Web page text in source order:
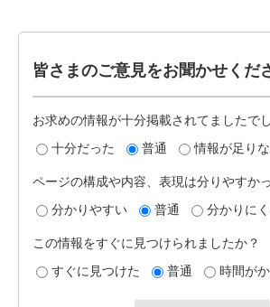
皆さまのご意見をお聞かせくだ
お求めの情報が十分掲載されてましたで
十分だった
普通 情報が足り
ページの構成や内容、表現は分りやすか
分かりやすい
普通 分かりに
この情報をすぐに見つけられましたか？
すぐに見つけた
普通 時間が